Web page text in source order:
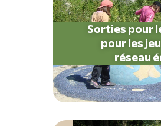
Sorties pour
pour les
réseau